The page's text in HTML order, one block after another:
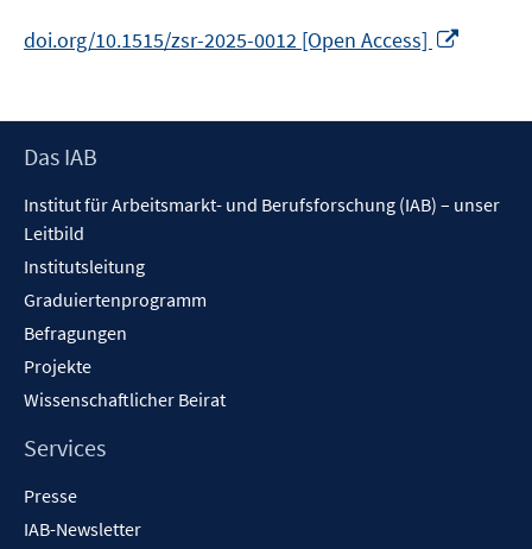
doi.org/10.1515/zsr-2025-0012 [Open Access]
öffnen
Footer
Das IAB
Institut für Arbeitsmarkt- und Berufsforschung (IAB) – unser
Leitbild
Institutsleitung
Graduiertenprogramm
Befragungen
Projekte
Wissenschaftlicher Beirat
Services
Presse
IAB-Newsletter